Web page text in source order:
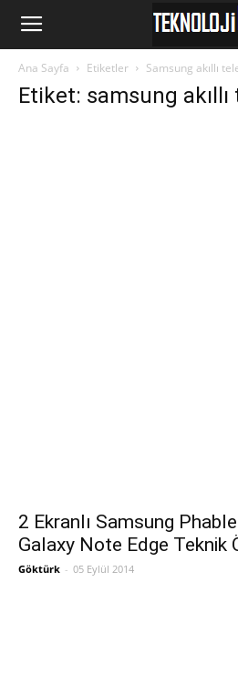
www.Teknoloji6.com
Ana Sayfa Etiketler Samsung akıllı
Etiket: samsung
2 Ekranlı Samsung
Galaxy Note Edge Teknik
Göktürk - 05 Eylül 2014